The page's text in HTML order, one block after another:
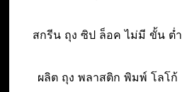
สกรีน ถุง ซิป ล็อค ไม่มี ขั้น ต่ำ
ผลิต ถุง พลาสติก พิมพ์ โลโก้